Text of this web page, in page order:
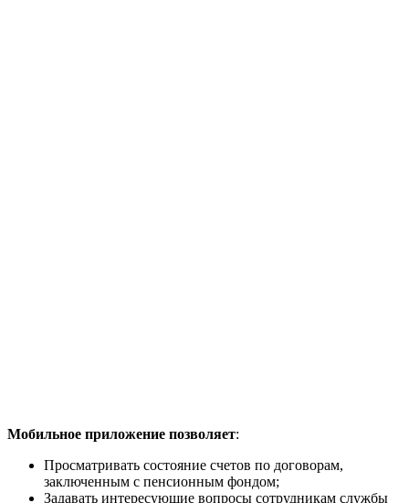
Мобильное приложение позволяет:
Просматривать состояние счетов по договорам,
заключенным с пенсионным фондом;
Задавать интересующие вопросы сотрудникам службы